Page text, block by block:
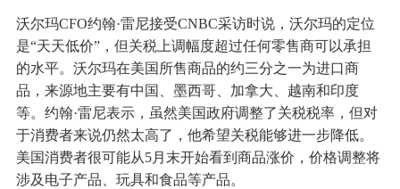
沃尔玛CFO约翰·雷尼接受CNBC采访时说，沃尔玛的定位
是“天天低价”，但关税上调幅度超过任何零售商可以承担
的水平。沃尔玛在美国所售商品的约三分之一为进口商
品，来源地主要有中国、墨西哥、加拿大、越南和印度
等。约翰·雷尼表示，虽然美国政府调整了关税税率，但对
于消费者来说仍然太高了，他希望关税能够进一步降低。
美国消费者很可能从5月末开始看到商品涨价，价格调整将
涉及电子产品、玩具和食品等产品。